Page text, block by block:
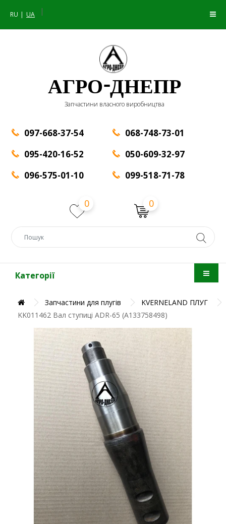
RU UA |
АГРО-ДНЕПР
Запчастини власного виробництва
097-668-37-54
095-420-16-52
096-575-01-10
068-748-73-01
050-609-32-97
099-518-71-78
0 0
Категорії
Запчастини для плугів
KVERNELAND ПЛУГ
KK011462 Вал ступиці ADR-65 (A133758498)